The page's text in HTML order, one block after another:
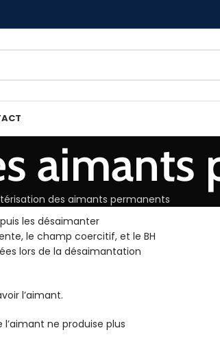
aimants
des aimants permanents
les désaimanter
le champ coercitif, et le BH
lors de la désaimantation
l’aimant.
ne produise plus